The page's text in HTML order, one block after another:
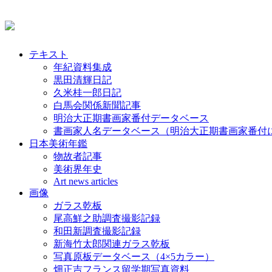
テキスト
年紀資料集成
黒田清輝日記
久米桂一郎日記
白馬会関係新聞記事
明治大正期書画家番付データベース
書画家人名データベース（明治大正期書画家番付
日本美術年鑑
物故者記事
美術界年史
Art news articles
画像
ガラス乾板
尾高鮮之助調査撮影記録
和田新調査撮影記録
新海竹太郎関連ガラス乾板
写真原板データベース（4×5カラー）
畑正吉フランス留学期写真資料